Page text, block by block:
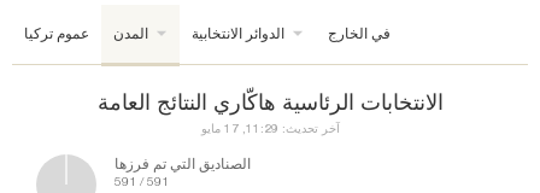
عموم تركيا المدن الدوائر الانتخابية في الخارج
الانتخابات الرئاسية هاكّاري النتائج العامة
آخر تحديث: 11:29, 17 مايو
الصناديق التي تم فرزها
591 / 591